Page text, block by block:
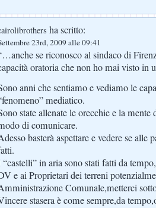
ha scritto:
23rd, 2009 alle 09:41
se riconosco al sindaco di
oratoria che non ho mai visto in
anni che sentiamo e vediamo le
mediatico.
state allenate le orecchie e la
di comunicare.
basterà aspettare e vedere se alle
“castelli” in aria sono stati fatti da
e ai Proprietari dei terreni
Comunale,metterci
stasera è come sempre,da